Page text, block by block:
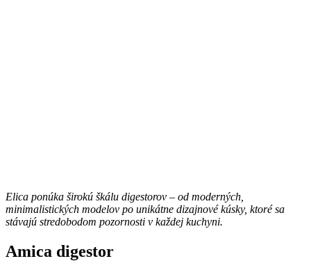
Elica ponúka širokú škálu digestorov – od moderných,
minimalistických modelov po unikátne dizajnové kúsky, ktoré sa
stávajú stredobodom pozornosti v každej kuchyni.
Amica digestor